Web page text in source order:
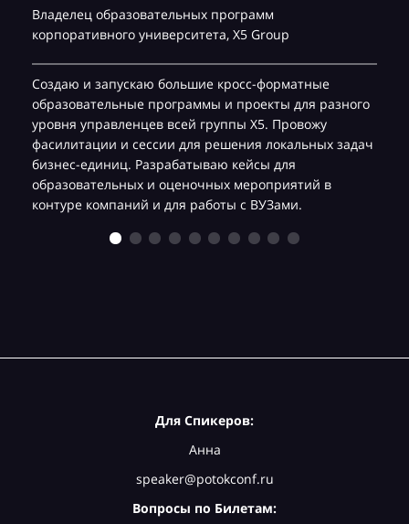
Владелец образовательных программ
корпоративного университета, Х5 Group
Создаю и запускаю большие кросс-форматные
образовательные программы и проекты для разного
уровня управленцев всей группы Х5. Провожу
фасилитации и сессии для решения локальных задач
бизнес-единиц. Разрабатываю кейсы для
образовательных и оценочных мероприятий в
контуре компаний и для работы с ВУЗами.
Для Спикеров:
Анна
speaker@potokconf.ru
Вопросы по Билетам: